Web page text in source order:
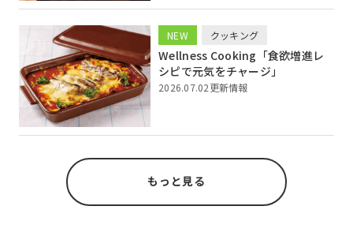
NEW クッキング
Wellness Cooking「食欲増進レ
シピで元気をチャージ」
2026.07.02更新情報
もっと見る